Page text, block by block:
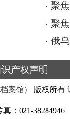
聚
聚
俄
产权声明
案馆） 版权所有
：021-38284946